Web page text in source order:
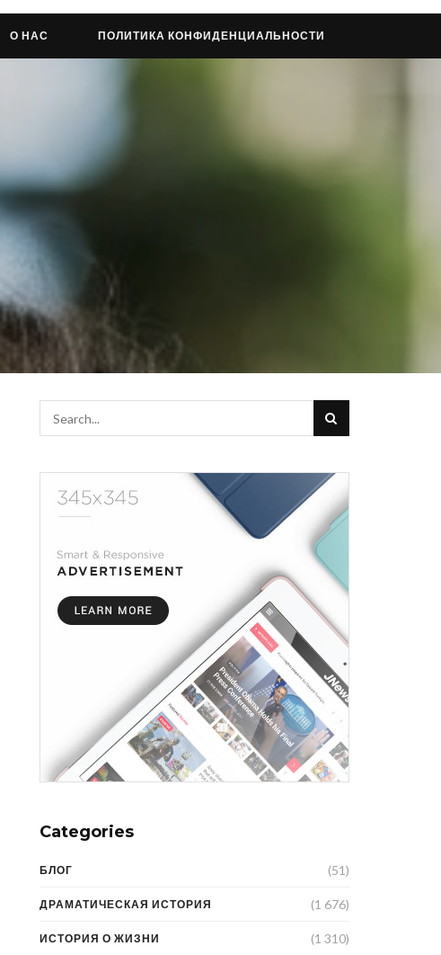
О НАС ПОЛИТИКА КОНФИДЕНЦИАЛЬНОСТИ
Categories
БЛОГ (51)
ДРАМАТИЧЕСКАЯ ИСТОРИЯ (1 676)
ИСТОРИЯ О ЖИЗНИ (1 310)